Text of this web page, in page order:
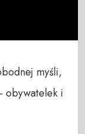
myśli,
obywatelek i